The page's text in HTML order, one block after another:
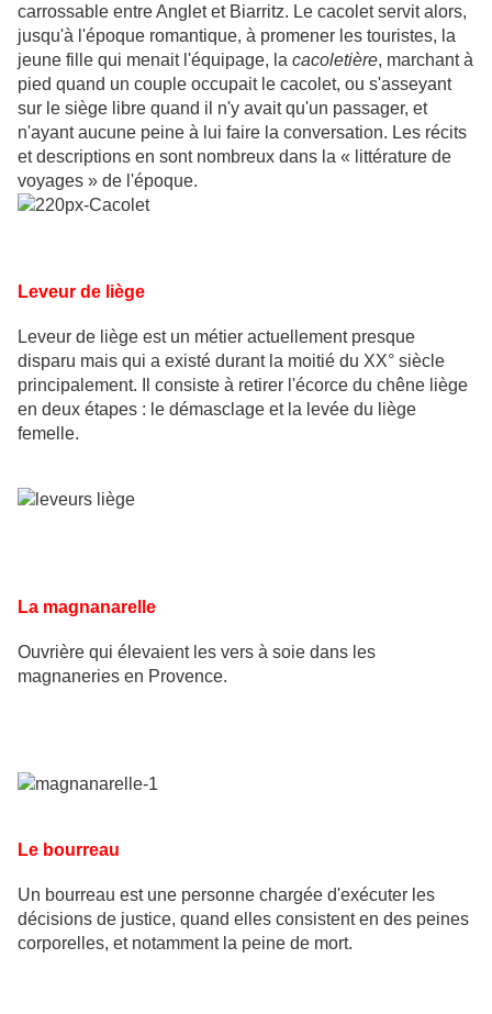
carrossable entre Anglet et Biarritz. Le cacolet servit alors,
jusqu'à l'époque romantique, à promener les touristes, la
jeune fille qui menait l'équipage, la cacoletière, marchant à
pied quand un couple occupait le cacolet, ou s'asseyant
sur le siège libre quand il n'y avait qu'un passager, et
n'ayant aucune peine à lui faire la conversation. Les récits
et descriptions en sont nombreux dans la « littérature de
voyages » de l'époque.
Leveur de liège
Leveur de liège est un métier actuellement presque
disparu mais qui a existé durant la moitié du XX° siècle
principalement. Il consiste à retirer l'écorce du chêne liège
en deux étapes : le démasclage et la levée du liège
femelle.
La magnanarelle
Ouvrière qui élevaient les vers à soie dans les
magnaneries en Provence.
Le bourreau
Un bourreau est une personne chargée d'exécuter les
décisions de justice, quand elles consistent en des peines
corporelles, et notamment la peine de mort.